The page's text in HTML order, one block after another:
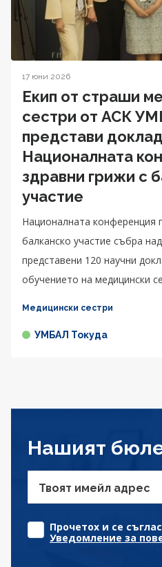
17 юни 2026
Екип от страши
сестри от АСК
представи
Националната
здравни грижи с
участие
Националната конференция
балканско участие събра
представени 120 научни
обучението на медицински
Медицински сестри
УМБАЛ Токуда
Нашият
Твоят имейл адрес
Прочетох и се
Уведомление за